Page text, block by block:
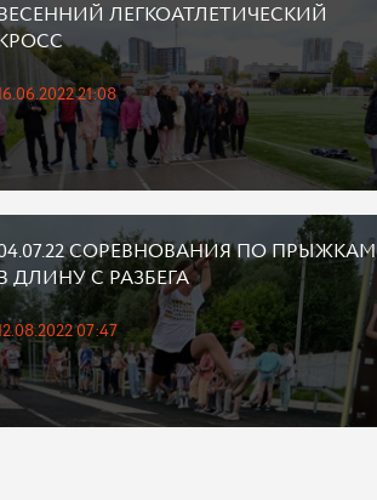
ЛЕГКОАТЛЕТИЧЕСКИЙ
21:08
СОРЕВНОВАНИЯ ПО ПРЫЖКАМ
ДЛИНУ С РАЗБЕГА
07:47